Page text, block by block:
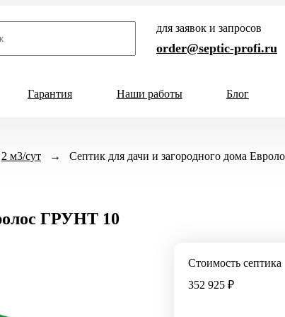
для заявок и запросов
order@septic-profi.ru
непостоянного проживания
Самотечный
Принудительный
Гарантия Наши работы Блог
2 м3/сут → Септик для дачи и загородного дома
ГРУНТ 10
Стоимость септика
352 925 ₽